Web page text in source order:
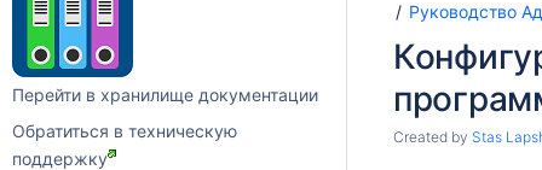
Перейти в хранилище документации
Обратиться в техническую
поддержку
Руководство
Created by Stas